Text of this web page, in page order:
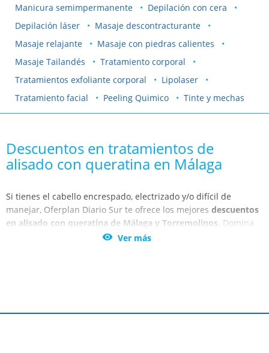
Manicura semimpermanente
Depilación con cera
Depilación láser
Masaje descontracturante
Masaje relajante
Masaje con piedras calientes
Masaje Tailandés
Tratamiento corporal
Tratamientos exfoliante corporal
Lipolaser
Tratamiento facial
Peeling Quimico Tinte y mechas
Descuentos en tratamientos de
alisado con queratina en Málaga
Si tienes el cabello encrespado, electrizado y/o difícil de
manejar, Oferplan Diario Sur te ofrece los mejores descuentos
en alisado con queratina de Málaga y Torremolinos . Domina
tu pelo y obtén la mejor apariencia gracias a los tratamientos
desencrespa y da brillo a tu cabello, con el auténtico
 Ver más